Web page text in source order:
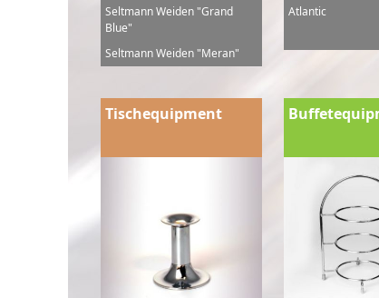
Seltmann Weiden "Grand
Blue"
Seltmann Weiden "Meran"
Atlantic
Tischequipment